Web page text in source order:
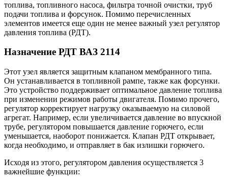
топлива, топливного насоса, фильтра точной очистки, труб
подачи топлива и форсунок. Помимо перечисленных
элементов имеется еще один не менее важный узел регулятор
давления топлива (РДТ).
Назначение РДТ ВАЗ 2114
Этот узел является защитным клапаном мембранного типа.
Он устанавливается в топливной рампе, также как форсунки.
Это устройство поддерживает оптимальное давление топлива
при изменении режимов работы двигателя. Помимо прочего,
регулятор корректирует нагрузку оказываемую на силовой
агрегат. Например, если увеличивается давление во впускной
трубе, регулятором повышается давление горючего, если
уменьшается, наоборот понижается. Клапан РДТ открывает,
когда необходимо, и отправляет в бак излишки горючего.
Исходя из этого, регулятором давления осуществляется 3
важнейшие функции: